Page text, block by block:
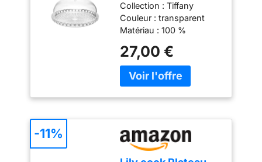
Transparent, Ø 30 x
h16 cm - 19950100
Collection : Tiffany
Couleur : transparent
Matériau : 100 %
Guzzini, fabriqué en Italie
depuis 1912 Poids du
colis: 1.02 kilograms
27,00 €
-11%